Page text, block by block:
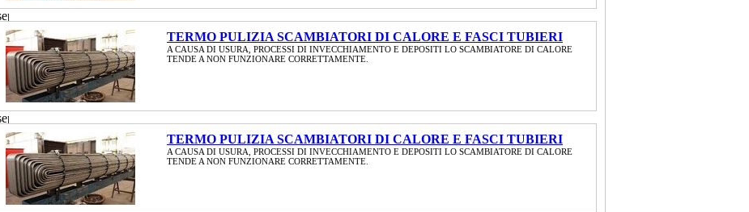
TERMO PULIZIA SCAMBIATORI DI CALORE E FASCI TUBIERI
A CAUSA DI USURA, PROCESSI DI INVECCHIAMENTO E DEPOSITI LO SCAMBIATORE DI CALORE
TENDE A NON FUNZIONARE CORRETTAMENTE.
TERMO PULIZIA SCAMBIATORI DI CALORE E FASCI TUBIERI
A CAUSA DI USURA, PROCESSI DI INVECCHIAMENTO E DEPOSITI LO SCAMBIATORE DI CALORE
TENDE A NON FUNZIONARE CORRETTAMENTE.